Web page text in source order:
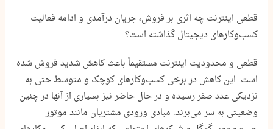
قطعی اینترنت چه اثری بر فروش، جریان درآمدی و ادامه فعالیت
کسب‌وکارهای دیجیتال گذاشته است؟
قطعی و محدودیت اینترنت مستقیماً باعث کاهش شدید فروش شده
است. این کاهش در برخی کسب‌وکارهای کوچک و متوسط حتی به
نزدیکی عدد صفر رسیده و در حال حاضر نیز بسیاری از آنها در چنین
وضعیتی به سر می‌برند. مبادی ورودی مشتریان مانند موتور